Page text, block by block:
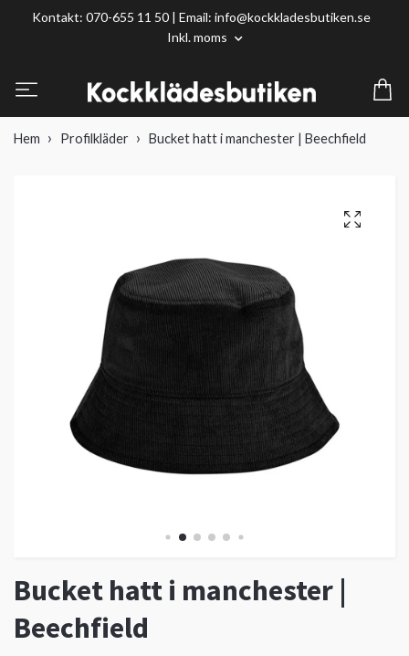
Kontakt: 070-655 11 50 | Email: info@kockkladesbutiken.se
Inkl. moms
Hem Profilkläder Bucket hatt i manchester | Beechfield
Bucket hatt i manchester |
Beechfield